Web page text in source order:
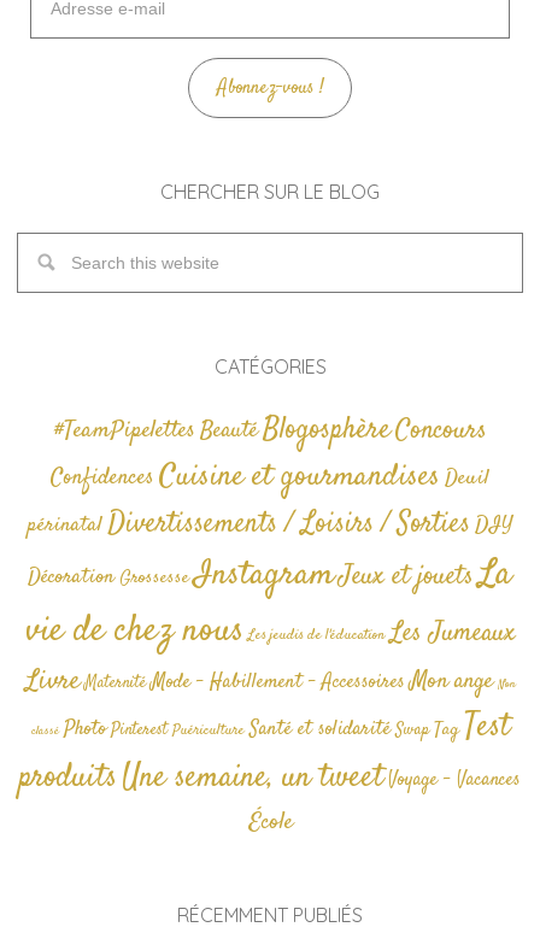
mail
Abonnez-vous !
CHERCHER SUR LE BLOG
CATÉGORIES
#TeamPipelettesBeautéBlogosphèreConcours
Confidences Cuisine et gourmandises Deuil
périnatalDivertissements / Loisirs / SortiesDIY
Décoration GrossesseInstagramJeux et jouetsLa
vie de chez nous Les jeudis de l'éducation Les Jumeaux
Livre Maternité Mode - Habillement - AccessoiresMon ange Non
classé Photo Pinterest Puériculture Santé et solidarité Swap TagTest
produitsUne semaine, un tweetVoyage - Vacances
École
RÉCEMMENT PUBLIÉS